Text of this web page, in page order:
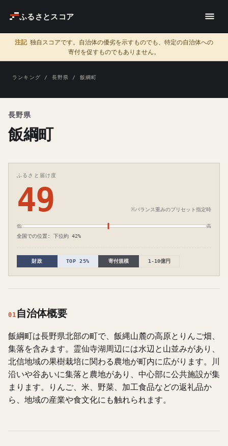
ふるさとスコア
注記 独自スコアです。自治体の優劣を示すものでも、特定の自治体への
寄付を促すものでもありません。
ランキング / 長野県 / 飯綱町
長野県
飯綱町
ふるさと届け度
49 ※バランス重みのプリセット指定時
低 高
全国での位置: 下位約 42%
財政 TOP 25% 寄付規模 1-10億円
01 自治体概要
飯綱町は長野県北部の町で、飯縄山麓の高原とりんご畑、
集落を含みます。霊仙寺湖周辺には水辺と山並みがあり、
北信地域の果樹栽培に関わる農地が町内に広がります。川
沿いや谷あいに集落と農地があり、中心部に公共施設が集
まります。りんご、米、野菜、加工食品などの返礼品か
ら、地域の産業や食文化にも触れられます。